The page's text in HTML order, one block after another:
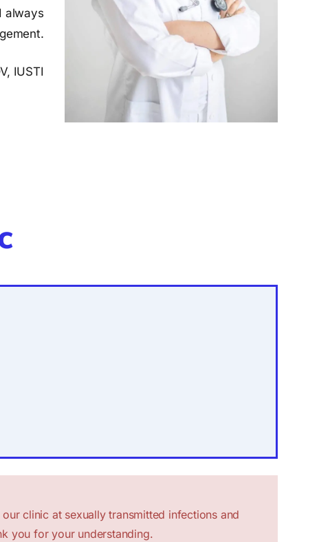
always
IUSTI
clinic at sexually transmitted infections and
you for your understanding.